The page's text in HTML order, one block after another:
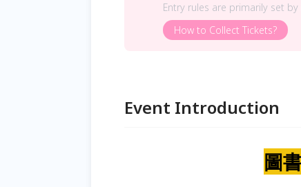
Entry rules are primarily set
How to Collect Tickets?
Event Introduction
圖